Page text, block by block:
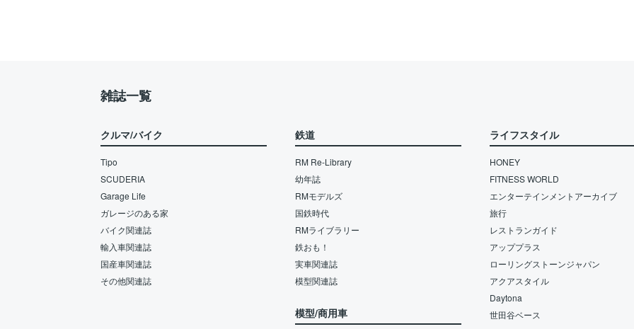
雑誌一覧
クルマ/バイク
Tipo
SCUDERIA
Garage Life
ガレージのある家
バイク関連誌
輸入車関連誌
国産車関連誌
その他関連誌
鉄道
RM Re-Library
幼年誌
RMモデルズ
国鉄時代
RMライブラリー
鉄おも！
実車関連誌
模型関連誌
模型/商用車
ライフスタイル
HONEY
FITNESS WORLD
エンターテインメントアーカイブ
旅行
レストランガイド
アッププラス
ローリングストーンジャパン
アクアスタイル
Daytona
世田谷ベース